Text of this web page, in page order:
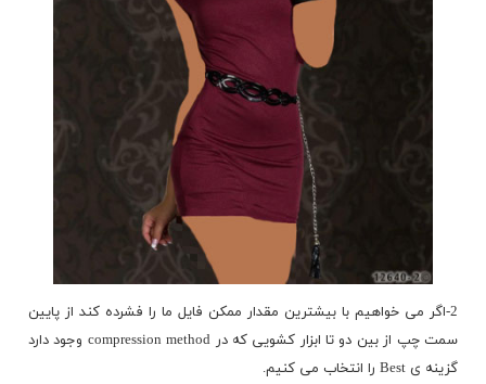
2-اگر می خواهیم با بیشترین مقدار ممکن فایل ما را فشرده کند از پایین
سمت چپ از بین دو تا ابزار کشویی که در compression method وجود دارد
گزینه ی Best را انتخاب می کنیم.